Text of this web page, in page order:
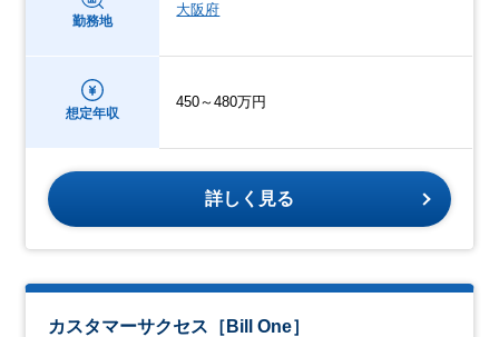
勤務地
大阪府
想定年収
450～480万円
詳しく見る
カスタマーサクセス［Bill One］